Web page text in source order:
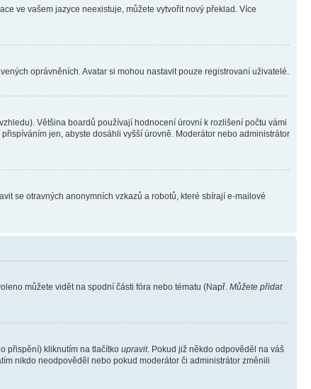
ve vašem jazyce neexistuje, můžete vytvořit nový překlad. Více
oprávněních. Avatar si mohou nastavit pouze registrovaní uživatelé.
Většina boardů používají hodnocení úrovní k rozlišení počtu vámi
jen, abyste dosáhli vyšší úrovně. Moderátor nebo administrátor
se otravných anonymních vzkazů a robotů, které sbírají e-mailové
můžete vidět na spodní části fóra nebo tématu (Např. Můžete přidat
přispění) kliknutím na tlačítko upravit. Pokud již někdo odpověděl na váš
nikdo neodpověděl nebo pokud moderátor či administrátor změnili